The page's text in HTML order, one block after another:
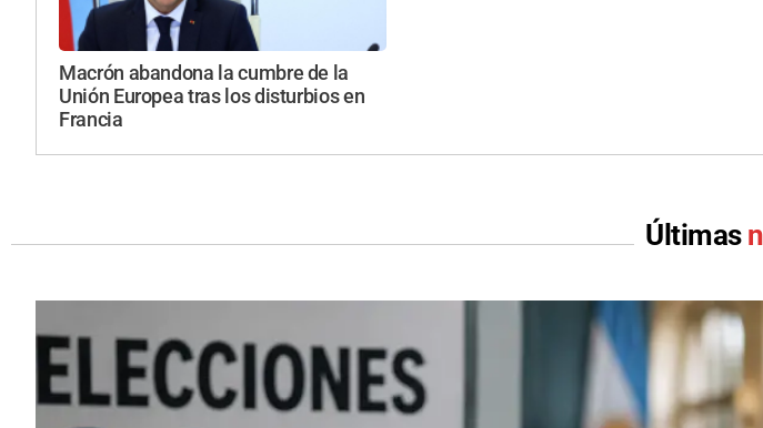
Macrón abandona la cumbre de la
Unión Europea tras los disturbios en
Francia
Últimas